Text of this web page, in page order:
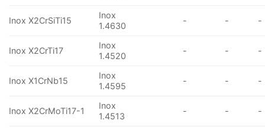
Inox X2CrSiTi15
Inox
1.4630
- - -
Inox X2CrTi17
Inox
1.4520
- - -
Inox X1CrNb15
Inox
1.4595
- - -
Inox X2CrMoTi17-1
Inox
1.4513
- - -